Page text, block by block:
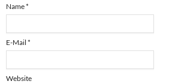
Name*
E-Mail *
Website